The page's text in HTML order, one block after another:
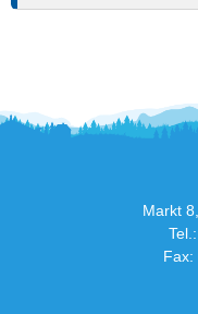
Markt
Fax: